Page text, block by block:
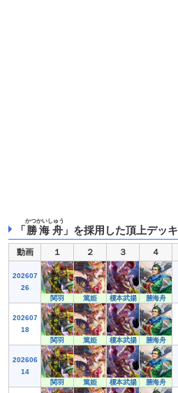
「勝海舟
かつかいしゅう
」を採用した頂上デッキ
動画 １ ２ ３ ４
202607
26
関羽
篤姫 榎本武揚 勝海舟
202607
18
関羽
篤姫 榎本武揚 勝海舟
202606
14
関羽
篤姫 榎本武揚 勝海舟